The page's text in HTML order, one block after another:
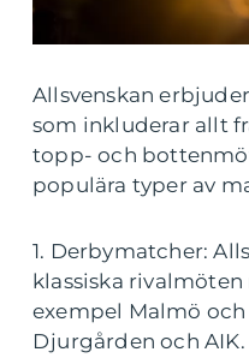
Allsvenskan
som inkluderar allt
topp- och
populära typer av
1. Derbymatcher:
klassiska
exempel Malmö
Djurgården och